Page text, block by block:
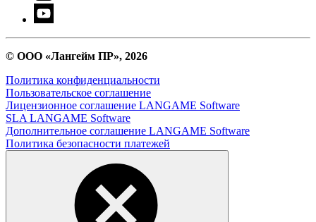
© ООО «Лангейм ПР», 2026
Политика конфиденциальности
Пользовательское соглашение
Лицензионное соглашение LANGAME Software
SLA LANGAME Software
Дополнительное соглашение LANGAME Software
Политика безопасности платежей